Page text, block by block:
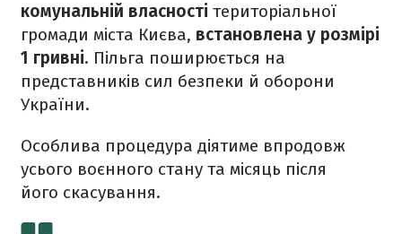
комунальній власності територіальної
громади міста Києва, встановлена у розмірі
1 гривні. Пільга поширюється на
представників сил безпеки й оборони
України.
Особлива процедура діятиме впродовж
усього воєнного стану та місяць після
його скасування.